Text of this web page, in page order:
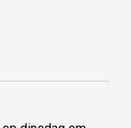
10:00 - 17:30
gesloten